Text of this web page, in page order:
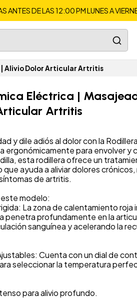
ANTES DE LAS 12:00 PM LUNES A
Alivio Dolor Articular Artritis
Eléctrica |
Artritis
y dile adiós al dolor con la
ergonómicamente para envolver y
esta rodillera ofrece un
ayuda a aliviar dolores crónicos,
de artritis.
modelo:
La zona de calentamiento roja
penetra profundamente en la
sanguínea y acelerando la
Cuenta con un dial de
seleccionar la temperatura
para alivio profundo.